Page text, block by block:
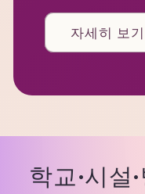
자세히 보기
학교·시설